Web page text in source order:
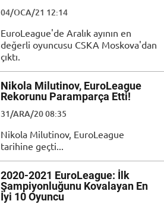
04/OCA/21 12:14
EuroLeague'de Aralık ayının en
değerli oyuncusu CSKA Moskova'dan
çıktı.
Nikola Milutinov, EuroLeague
Rekorunu Paramparça Etti!
31/ARA/20 08:35
Nikola Milutinov, EuroLeague
tarihine geçti...
2020-2021 EuroLeague: İlk
Şampiyonluğunu Kovalayan En
İyi 10 Oyuncu